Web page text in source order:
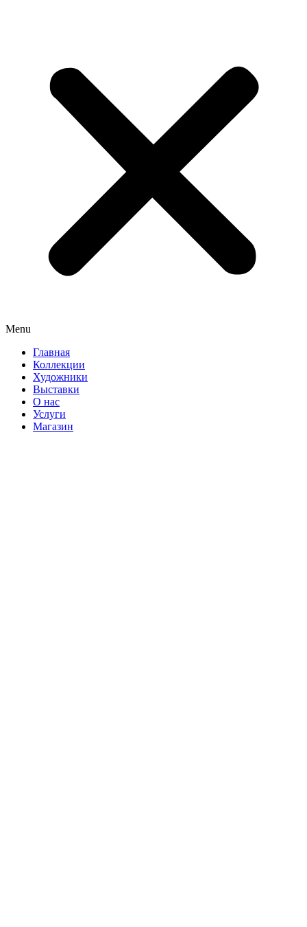
Menu
Главная
Коллекции
Художники
Выставки
О нас
Услуги
Магазин